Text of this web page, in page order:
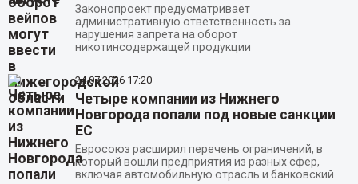
Законопроект предусматривает
административную ответственность за
нарушения запрета на оборот
никотинсодержащей продукции
24.07.2026 17:20
Четыре компании из Нижнего
Новгорода попали под новые санкции
ЕС
Евросоюз расширил перечень ограничений, в
который вошли предприятия из разных сфер,
включая автомобильную отрасль и банковский